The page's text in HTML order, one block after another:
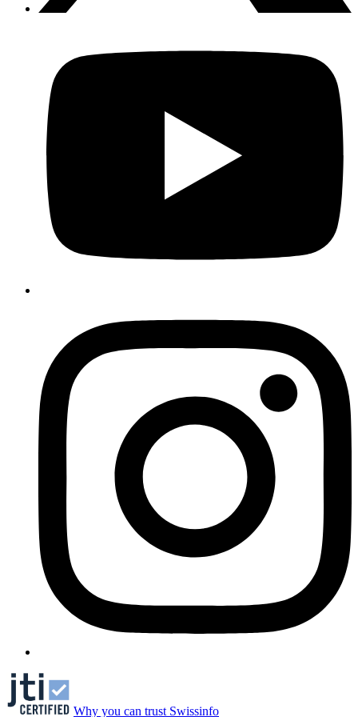
Why you can trust Swissinfo